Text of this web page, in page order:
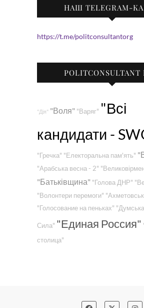
НАШ TELEGRAM-
https://t.me/politconsultantorg
"Дія" "Воля" "Варяг" "Всі
кандидати -
"Гречка" "Електоральна пам'ять"
"Арабська весна - 2"
"Батьківщина" "Голова ДНР"
"Волонтери перемоги"
"Голосование на пеньках"
Сила" "Единая Россия"
столица"